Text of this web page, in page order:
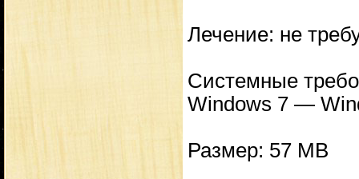
Лечение: не
Системные
Windows 7 —
Размер: 57 MB